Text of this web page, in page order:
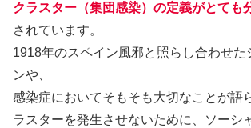
クラスター（集団感染）の定義がとても
されています。
1918年のスペイン風邪と照らし合わせた
ンや、
感染症においてそもそも大切なことが語
ラスターを発生させないために、ソーシ